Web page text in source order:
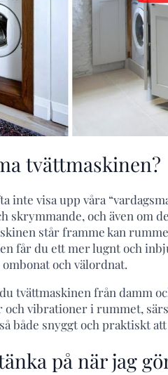
tvättmaskinen?
inte visa upp våra
skrymmande, och även om
står framme kan
får du ett mer lugnt och
och välordnat.
tvättmaskinen från damm
och vibrationer i rummet,
både snyggt och praktiskt
på när jag